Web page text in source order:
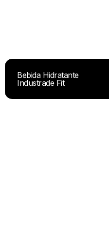
Bebida Hidratante
Industrade Fit